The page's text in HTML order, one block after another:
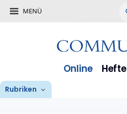
MENÜ
Online Hefte
Rubriken